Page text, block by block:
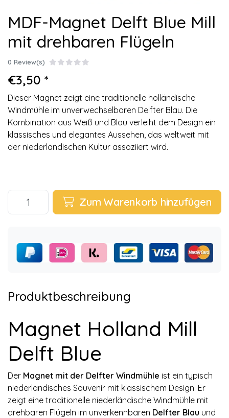
MDF-Magnet Delft Blue Mill
mit drehbaren Flügeln
0 Review(s)
€3,50 *
Dieser Magnet zeigt eine traditionelle holländische
Windmühle im unverwechselbaren Delfter Blau. Die
Kombination aus Weiß und Blau verleiht dem Design ein
klassisches und elegantes Aussehen, das weltweit mit
der niederländischen Kultur assoziiert wird.
Zum Warenkorb hinzufügen
Produktbeschreibung
Magnet Holland Mill
Delft Blue
Der Magnet mit der Delfter Windmühle ist ein typisch
niederländisches Souvenir mit klassischem Design. Er
zeigt eine traditionelle niederländische Windmühle mit
drehbaren Flügeln im unverkennbaren Delfter Blau und